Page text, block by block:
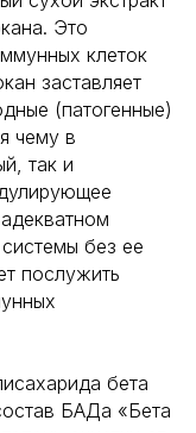
Это
клеток
заставляет
(патогенные)
чему в
так и
без ее
послужить
бета
БАДа «Бета